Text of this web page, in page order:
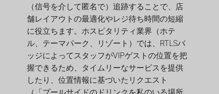
（信号を介して匿名で）追跡することで、店
舗レイアウトの最適化やレジ待ち時間の短縮
に役立ちます。ホスピタリティ業界（ホテ
ル、テーマパーク、リゾート）では、RTLSバ
ッジによってスタッフがVIPゲストの位置を把
握できるため、タイムリーなサービスを提供
したり、位置情報に基づいたリクエスト